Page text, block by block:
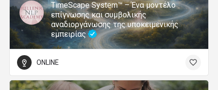
TimeScape System™ – Ένα μοντέλο
επίγνωσης και συμβολικής
αναδιοργάνωσης της υποκειμενικής
εμπειρίας
ONLINE